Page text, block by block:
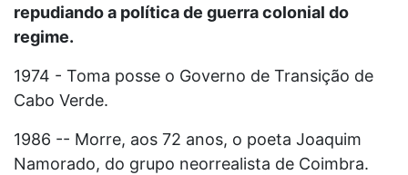
repudiando a política de guerra colonial do
regime.
1974 - Toma posse o Governo de Transição de
Cabo Verde.
1986 -- Morre, aos 72 anos, o poeta Joaquim
Namorado, do grupo neorrealista de Coimbra.